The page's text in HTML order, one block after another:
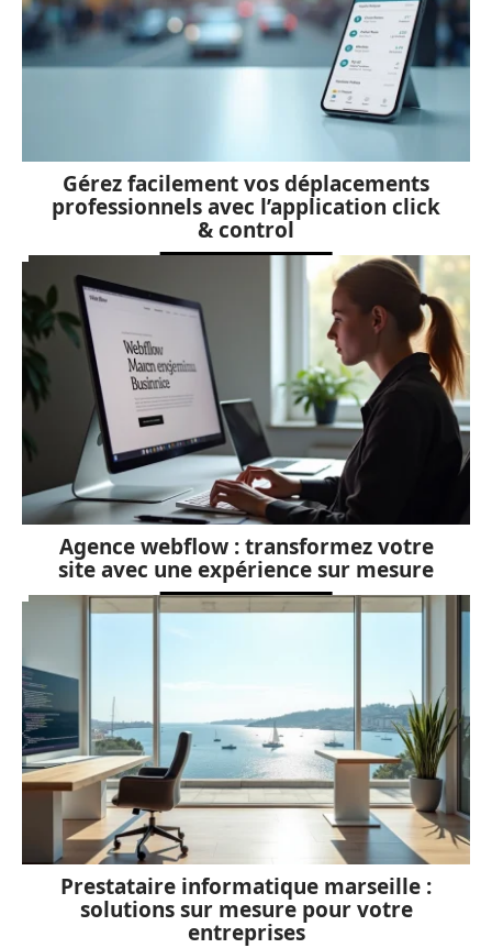
Gérez facilement vos déplacements
professionnels avec l’application click
& control
Agence webflow : transformez votre
site avec une expérience sur mesure
Prestataire informatique marseille :
solutions sur mesure pour votre
entreprises